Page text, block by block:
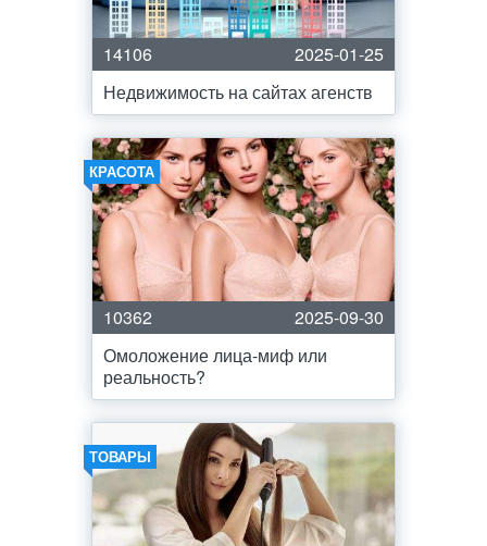
14106
2025-01-25
Недвижимость на сайтах агенств
КРАСОТА
10362
2025-09-30
Омоложение лица-миф или
реальность?
ТОВАРЫ